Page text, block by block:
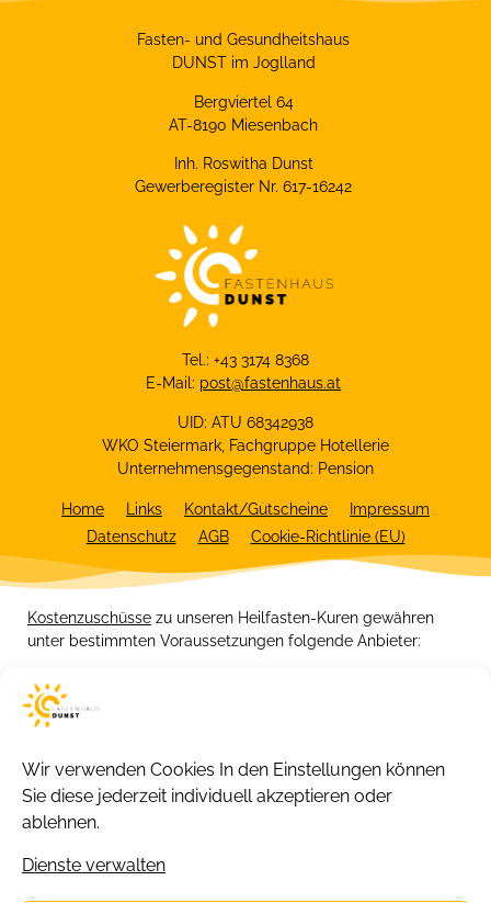
Wir verwenden Cookies In den Einstellungen können
Sie diese jederzeit individuell akzeptieren oder
ablehnen.
Dienste verwalten
Fasten- und Gesundheitshaus
DUNST im Joglland
Bergviertel 64
AT-8190 Miesenbach
Inh. Roswitha Dunst
Gewerberegister Nr. 617-16242
Tel.: +43 3174 8368
E-Mail: post@fastenhaus.at
UID: ATU 68342938
WKO Steiermark, Fachgruppe Hotellerie
Unternehmensgegenstand: Pension
Home Links Kontakt/Gutscheine
Impressum
Datenschutz
AGB Cookie-Richtlinie (EU)
Kostenzuschüsse zu unseren Heilfasten-Kuren gewähren
unter bestimmten Voraussetzungen folgende Anbieter: